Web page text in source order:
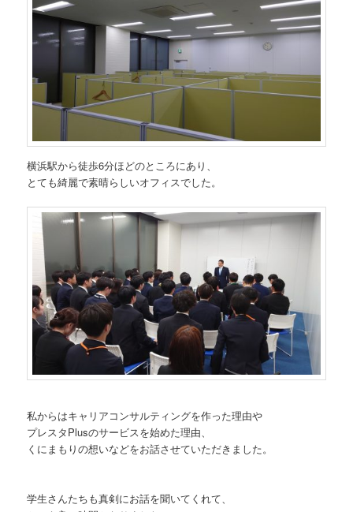
横浜駅から徒歩6分ほどのところにあり、
とても綺麗で素晴らしいオフィスでした。
私からはキャリアコンサルティングを作った理由や
プレスタPlusのサービスを始めた理由、
くにまもりの想いなどをお話させていただきました。
学生さんたちも真剣にお話を聞いてくれて、